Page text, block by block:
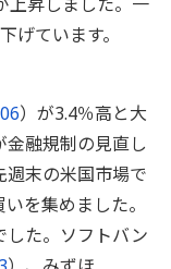
げています。
）が3.4％高と大
融規制の見直し
週末の米国市場で
を集めました。
した。ソフトバン